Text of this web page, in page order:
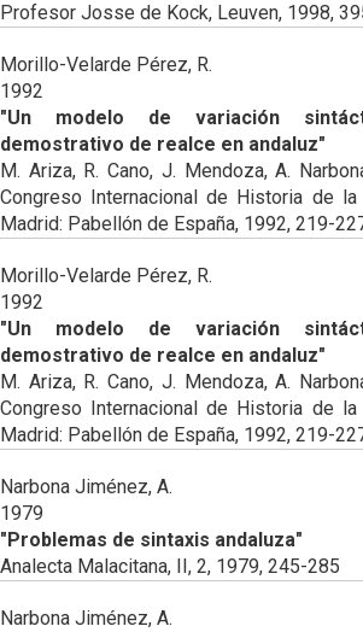
Profesor Josse de Kock, Leuven, 1998,
Morillo-Velarde Pérez, R.
1992
"Un modelo de variación
demostrativo de realce en andaluz"
M. Ariza, R. Cano, J. Mendoza, A.
Congreso Internacional de Historia de la
Madrid: Pabellón de España, 1992, 219-
Morillo-Velarde Pérez, R.
1992
"Un modelo de variación
demostrativo de realce en andaluz"
M. Ariza, R. Cano, J. Mendoza, A.
Congreso Internacional de Historia de la
Madrid: Pabellón de España, 1992, 219-
Narbona Jiménez, A.
1979
"Problemas de sintaxis andaluza"
Analecta Malacitana, II, 2, 1979, 245-285
Narbona Jiménez, A.